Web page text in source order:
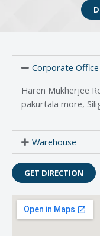
Corporate Office
Haren Mukherjee
pakurtala more,
Warehouse
GET DIRECTION